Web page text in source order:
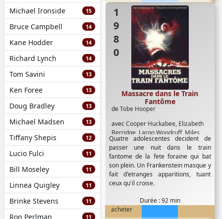
Michael Ironside 15
Bruce Campbell 14
Kane Hodder 14
Richard Lynch 14
Tom Savini 13
Ken Foree 13
Doug Bradley 13
Michael Madsen 13
Tiffany Shepis 12
Lucio Fulci 11
Bill Moseley 11
Linnea Quigley 11
Brinke Stevens 11
Ron Perlman 11
1980
deTobe Hooper
avecCooper Huckabee, Elizabeth
Berridge, Largo Woodruff, Miles
Chapin ,Sylvia Miles,William Finley
Massacre dans le Train
Fantôme
Quatre adolescentes decident de
passer une nuit dans le train
fantome de la fete foraine qui bat
son plein. Un Frankenstein masque y
fait d'etranges apparitions, tuant
ceux qu'il croise.
Durée : 92 min
acheter